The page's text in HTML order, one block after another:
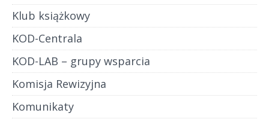
Klub książkowy
KOD-Centrala
KOD-LAB – grupy wsparcia
Komisja Rewizyjna
Komunikaty